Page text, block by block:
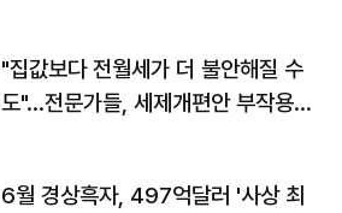
"집값보다 전월세가 더 불안해질 수
도"…전문가들, 세제개편안 부작용
6월 경상흑자, 497억달러 '사상 최